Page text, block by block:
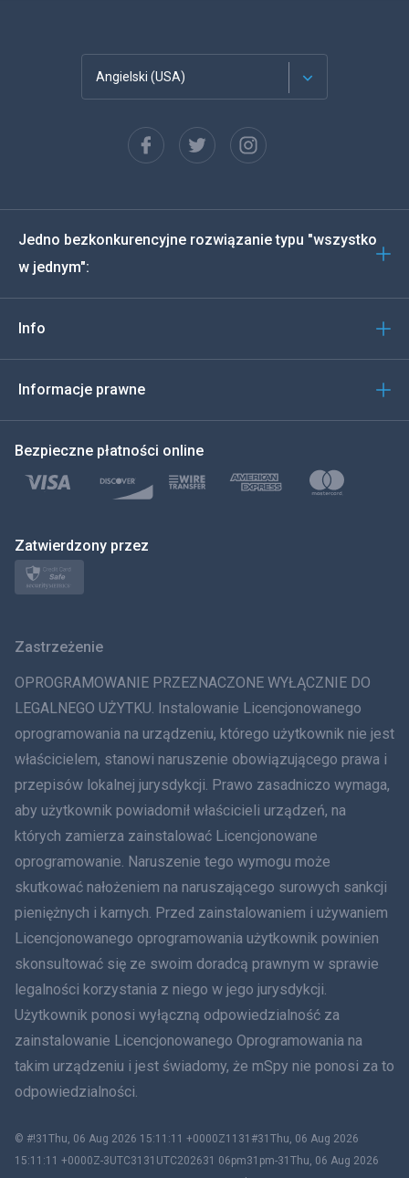
Angielski (USA)
Español
Deutsch
Włoski
한국의
ภาษาไทย
简体中文
Dania
हिंदी
Holenderski
עברית
Rumunia
Ελληνικά
Tiếng Việt
繁體中文
Slovenčina
Jedno bezkonkurencyjne rozwiązanie typu "wszystko
w jednym":
Info
Informacje prawne
Bezpieczne płatności online
Zatwierdzony przez
Zastrzeżenie
OPROGRAMOWANIE PRZEZNACZONE WYŁĄCZNIE DO
LEGALNEGO UŻYTKU. Instalowanie Licencjonowanego
oprogramowania na urządzeniu, którego użytkownik nie jest
właścicielem, stanowi naruszenie obowiązującego prawa i
przepisów lokalnej jurysdykcji. Prawo zasadniczo wymaga,
aby użytkownik powiadomił właścicieli urządzeń, na
których zamierza zainstalować Licencjonowane
oprogramowanie. Naruszenie tego wymogu może
skutkować nałożeniem na naruszającego surowych sankcji
pieniężnych i karnych. Przed zainstalowaniem i używaniem
Licencjonowanego oprogramowania użytkownik powinien
skonsultować się ze swoim doradcą prawnym w sprawie
legalności korzystania z niego w jego jurysdykcji.
Użytkownik ponosi wyłączną odpowiedzialność za
zainstalowanie Licencjonowanego Oprogramowania na
takim urządzeniu i jest świadomy, że mSpy nie ponosi za to
odpowiedzialności.
© #!31Thu, 06 Aug 2026 15:11:11 +0000Z1131#31Thu, 06 Aug 2026
15:11:11 +0000Z-3UTC3131UTC202631 06pm31pm-31Thu, 06 Aug 2026